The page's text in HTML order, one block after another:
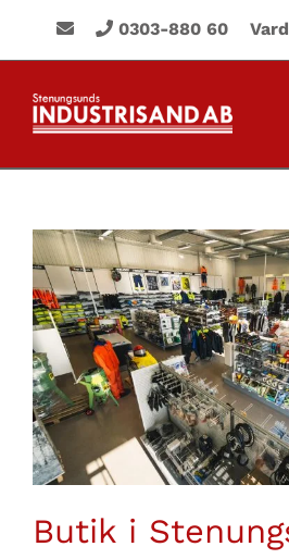
0303-880 60
Butik i